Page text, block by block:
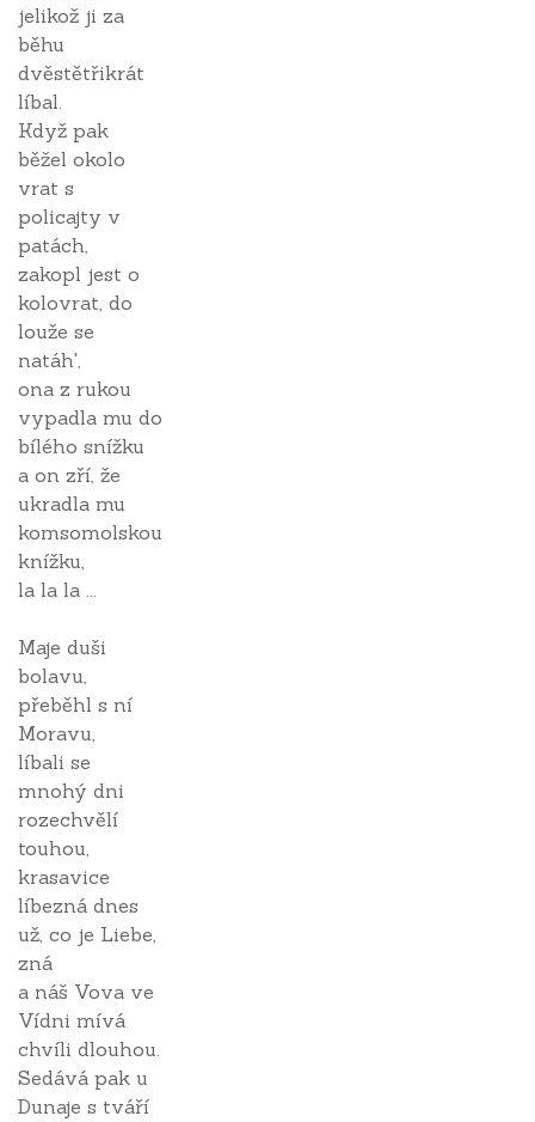
jelikož ji za
běhu
dvěstětřikrát
líbal.
Když pak
běžel okolo
vrat s
policajty v
patách,
zakopl jest o
kolovrat, do
louže se
natáh',
ona z rukou
vypadla mu do
bílého snížku
a on zří, že
ukradla mu
komsomolskou
knížku,
la la la ...
Maje duši
bolavu,
přeběhl s ní
Moravu,
líbali se
mnohý dni
rozechvělí
touhou,
krasavice
líbezná dnes
už, co je Liebe,
zná
a náš Vova ve
Vídni mívá
chvíli dlouhou.
Sedává pak u
Dunaje s tváří